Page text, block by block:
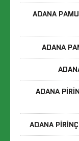
ADANA
ADANA
ADANA
ADANA